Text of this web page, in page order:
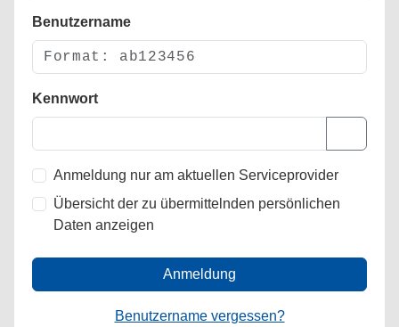
Benutzername
Kennwort
Anmeldung nur am aktuellen Serviceprovider
Übersicht der zu übermittelnden persönlichen
Daten anzeigen
Anmeldung
Benutzername vergessen?